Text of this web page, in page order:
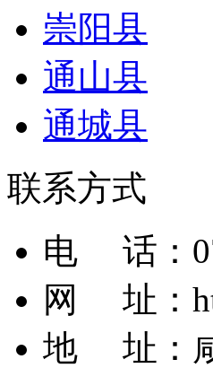
崇阳县
通山县
通城县
联系方式
电 话：
网 址：
地 址：